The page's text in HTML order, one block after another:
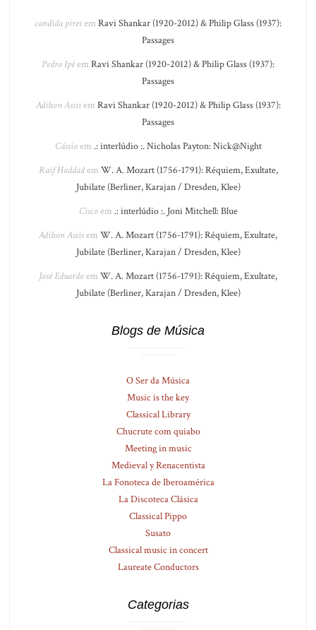
candida piresem Ravi Shankar (1920-2012) & Philip Glass (1937):
Passages
Pedro Ipêem Ravi Shankar (1920-2012) & Philip Glass (1937):
Passages
Adilson Assisem Ravi Shankar (1920-2012) & Philip Glass (1937):
Passages
Cássioem .: interlúdio :. Nicholas Payton: Nick@Night
Raif Haddadem W. A. Mozart (1756-1791): Réquiem, Exultate,
Jubilate (Berliner, Karajan / Dresden, Klee)
Ciscoem .: interlúdio :. Joni Mitchell: Blue
Adilson Assisem W. A. Mozart (1756-1791): Réquiem, Exultate,
Jubilate (Berliner, Karajan / Dresden, Klee)
José Eduardoem W. A. Mozart (1756-1791): Réquiem, Exultate,
Jubilate (Berliner, Karajan / Dresden, Klee)
Blogs de Música
O Ser da Música
Music is the key
Classical Library
Chucrute com quiabo
Meeting in music
Medieval y Renacentista
La Fonoteca de Iberoamérica
La Discoteca Clásica
Classical Pippo
Susato
Classical music in concert
Laureate Conductors
Categorias